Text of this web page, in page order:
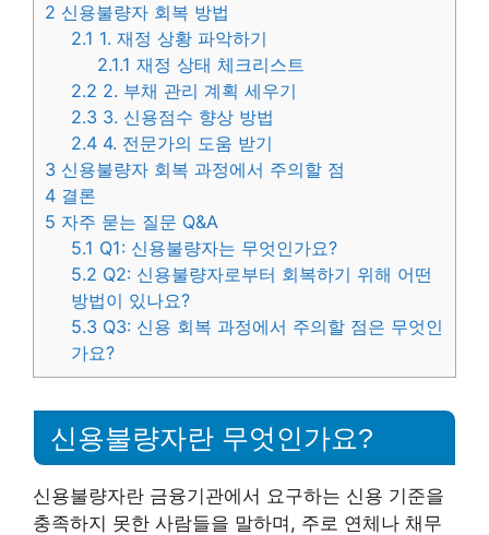
2 신용불량자 회복 방법
2.1 1. 재정 상황 파악하기
2.1.1 재정 상태 체크리스트
2.2 2. 부채 관리 계획 세우기
2.3 3. 신용점수 향상 방법
2.4 4. 전문가의 도움 받기
3 신용불량자 회복 과정에서 주의할 점
4 결론
5 자주 묻는 질문 Q&A
5.1 Q1: 신용불량자는 무엇인가요?
5.2 Q2: 신용불량자로부터 회복하기 위해 어떤
방법이 있나요?
5.3 Q3: 신용 회복 과정에서 주의할 점은 무엇인
가요?
신용불량자란 무엇인가요?
신용불량자란 금융기관에서 요구하는 신용 기준을
충족하지 못한 사람들을 말하며, 주로 연체나 채무